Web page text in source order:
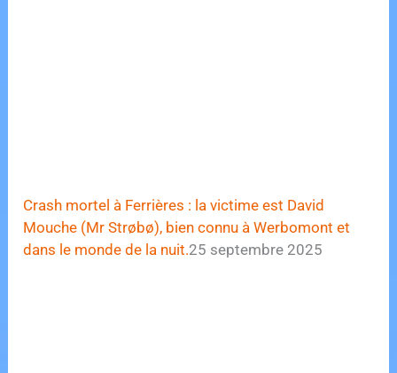
Crash mortel à Ferrières : la victime est David
Mouche (Mr Strøbø), bien connu à Werbomont et
dans le monde de la nuit.25 septembre 2025